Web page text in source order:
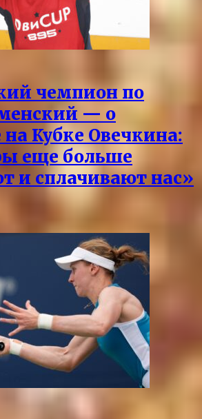
чемпион по
— о
на Кубке Овечкина:
еще больше
и сплачивают нас»